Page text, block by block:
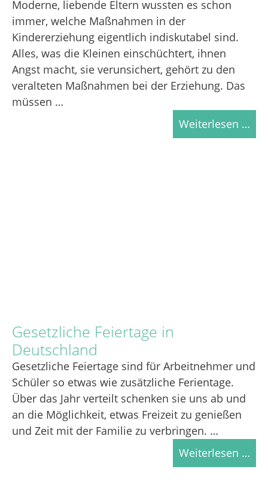
Moderne, liebende Eltern wussten es schon
immer, welche Maßnahmen in der
Kindererziehung eigentlich indiskutabel sind.
Alles, was die Kleinen einschüchtert, ihnen
Angst macht, sie verunsichert, gehört zu den
veralteten Maßnahmen bei der Erziehung. Das
müssen …
Weiterlesen …
Gesetzliche Feiertage in
Deutschland
Gesetzliche Feiertage sind für Arbeitnehmer und
Schüler so etwas wie zusätzliche Ferientage.
Über das Jahr verteilt schenken sie uns ab und
an die Möglichkeit, etwas Freizeit zu genießen
und Zeit mit der Familie zu verbringen. …
Weiterlesen …